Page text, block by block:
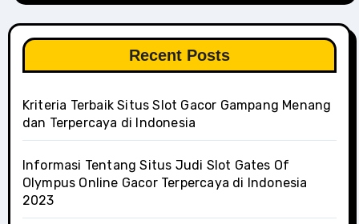
Recent Posts
Kriteria Terbaik Situs Slot Gacor Gampang Menang
dan Terpercaya di Indonesia
Informasi Tentang Situs Judi Slot Gates Of
Olympus Online Gacor Terpercaya di Indonesia
2023